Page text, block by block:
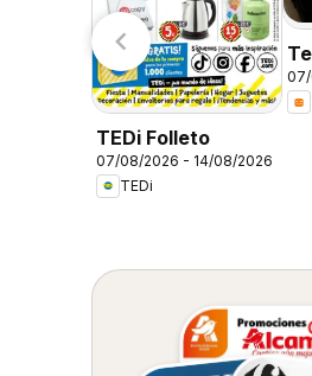
TEDi Folleto
07/08/2026 - 14/08/2026
TEDi